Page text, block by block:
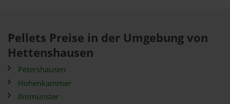
Pellets Preise in der Umgebung von
Hettenshausen
Petershausen
Hohenkammer
Ilmmünster